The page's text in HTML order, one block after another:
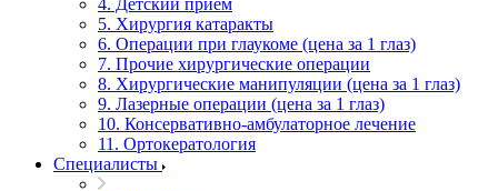
4. Детский прием
5. Хирургия катаракты
6. Операции при глаукоме (цена за 1 глаз)
7. Прочие хирургические операции
8. Хирургические манипуляции (цена за 1 глаз)
9. Лазерные операции (цена за 1 глаз)
10. Консервативно-амбулаторное лечение
11. Ортокератология
Специалисты